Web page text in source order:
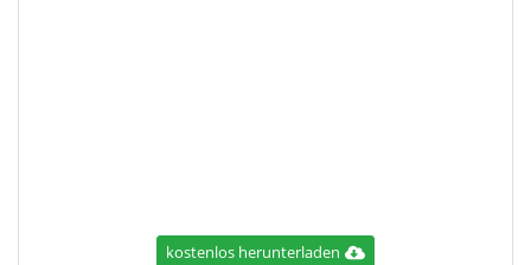
kostenlos herunterladen